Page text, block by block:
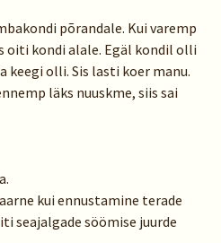
põrandale. Kui varemp
kondi alale. Egäl kondil olli
keegi olli. Sis lasti koer manu.
läks nuuskme, siis sai
kui ennustamine terade
seajalgade söömise juurde